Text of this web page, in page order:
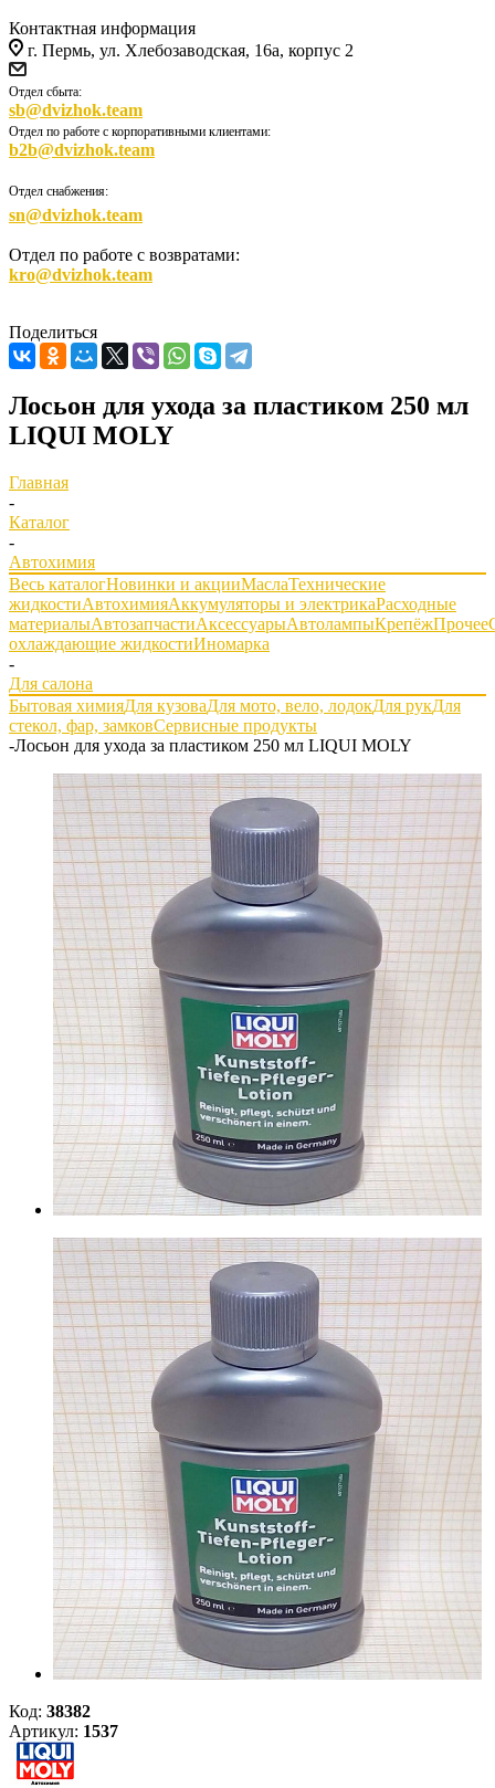
Контактная информация
г. Пермь, ул. Хлебозаводская, 16а, корпус 2
Отдел сбыта:
sb@dvizhok.team
Отдел по работе с корпоративными клиентами:
b2b@dvizhok.team
Отдел снабжения:
sn@dvizhok.team
Отдел по работе с возвратами:
kro@dvizhok.team
Поделиться
Лосьон для ухода за пластиком 250 мл
LIQUI MOLY
Главная
-
Каталог
-
Автохимия
Весь каталогНовинки и акцииМаслаТехнические
жидкостиАвтохимияАккумуляторы и электрикаРасходные
материалыАвтозапчастиАксессуарыАвтолампыКрепёжПрочее
охлаждающие жидкостиИномарка
-
Для салона
Бытовая химияДля кузоваДля мото, вело, лодокДля рукДля
стекол, фар, замковСервисные продукты
-Лосьон для ухода за пластиком 250 мл LIQUI MOLY
Код: 38382
Артикул: 1537